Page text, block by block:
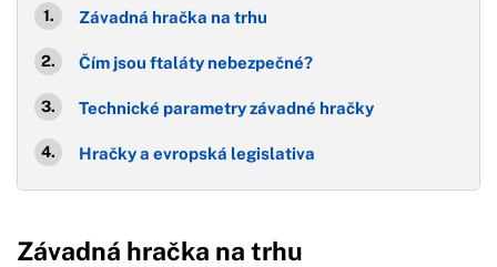
Závadná hračka na trhu
Čím jsou ftaláty nebezpečné?
Technické parametry závadné hračky
Hračky a evropská legislativa
Závadná hračka na trhu